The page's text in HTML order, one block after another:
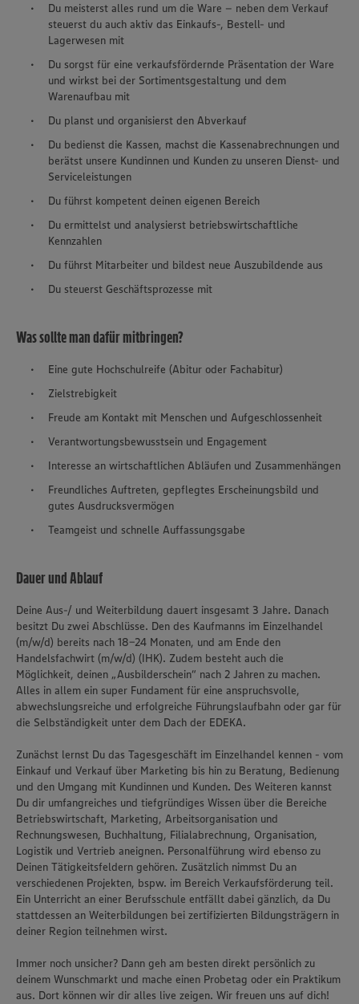
Du meisterst alles rund um die Ware – neben dem Verkauf
steuerst du auch aktiv das Einkaufs-, Bestell- und
Lagerwesen mit
Du sorgst für eine verkaufsfördernde Präsentation der Ware
und wirkst bei der Sortimentsgestaltung und dem
Warenaufbau mit
Du planst und organisierst den Abverkauf
Du bedienst die Kassen, machst die Kassenabrechnungen und
berätst unsere Kundinnen und Kunden zu unseren Dienst- und
Serviceleistungen
Du führst kompetent deinen eigenen Bereich
Du ermittelst und analysierst betriebswirtschaftliche
Kennzahlen
Du führst Mitarbeiter und bildest neue Auszubildende aus
Du steuerst Geschäftsprozesse mit
Was sollte man dafür mitbringen?
Eine gute Hochschulreife (Abitur oder Fachabitur)
Zielstrebigkeit
Freude am Kontakt mit Menschen und Aufgeschlossenheit
Verantwortungsbewusstsein und Engagement
Interesse an wirtschaftlichen Abläufen und Zusammenhängen
Freundliches Auftreten, gepflegtes Erscheinungsbild und
gutes Ausdrucksvermögen
Teamgeist und schnelle Auffassungsgabe
Dauer und Ablauf
Deine Aus-/ und Weiterbildung dauert insgesamt 3 Jahre. Danach
besitzt Du zwei Abschlüsse. Den des Kaufmanns im Einzelhandel
(m/w/d) bereits nach 18-24 Monaten, und am Ende den
Handelsfachwirt (m/w/d) (IHK). Zudem besteht auch die
Möglichkeit, deinen „Ausbilderschein“ nach 2 Jahren zu machen.
Alles in allem ein super Fundament für eine anspruchsvolle,
abwechslungsreiche und erfolgreiche Führungslaufbahn oder gar für
die Selbständigkeit unter dem Dach der EDEKA.
Zunächst lernst Du das Tagesgeschäft im Einzelhandel kennen - vom
Einkauf und Verkauf über Marketing bis hin zu Beratung, Bedienung
und den Umgang mit Kundinnen und Kunden. Des Weiteren kannst
Du dir umfangreiches und tiefgründiges Wissen über die Bereiche
Betriebswirtschaft, Marketing, Arbeitsorganisation und
Rechnungswesen, Buchhaltung, Filialabrechnung, Organisation,
Logistik und Vertrieb aneignen. Personalführung wird ebenso zu
Deinen Tätigkeitsfeldern gehören. Zusätzlich nimmst Du an
verschiedenen Projekten, bspw. im Bereich Verkaufsförderung teil.
Ein Unterricht an einer Berufsschule entfällt dabei gänzlich, da Du
stattdessen an Weiterbildungen bei zertifizierten Bildungsträgern in
deiner Region teilnehmen wirst.
Immer noch unsicher? Dann geh am besten direkt persönlich zu
deinem Wunschmarkt und mache einen Probetag oder ein Praktikum
aus. Dort können wir dir alles live zeigen. Wir freuen uns auf dich!